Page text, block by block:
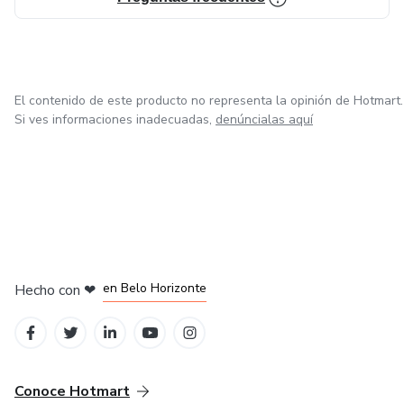
El contenido de este producto no representa la opinión de Hotmart.
Si ves informaciones inadecuadas, denúncialas aquí
Hecho con ❤ en Belo Horizonte
Conoce Hotmart